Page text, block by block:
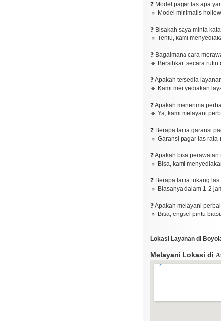
❓ Model pagar las apa
🔹 Model minimalis
❓ Bisakah saya minta
🔹 Tentu, kami
❓ Bagaimana cara
🔹 Bersihkan secara
❓ Apakah tersedia
🔹 Kami menyediakan
❓ Apakah menerima
🔹 Ya, kami melayani
❓ Berapa lama garansi
🔹 Garansi pagar las
❓ Apakah bisa
🔹 Bisa, kami
❓ Berapa lama tukang
🔹 Biasanya dalam 1-2
❓ Apakah melayani
🔹 Bisa, engsel pintu
Lokasi Layanan di
Melayani Lokasi di